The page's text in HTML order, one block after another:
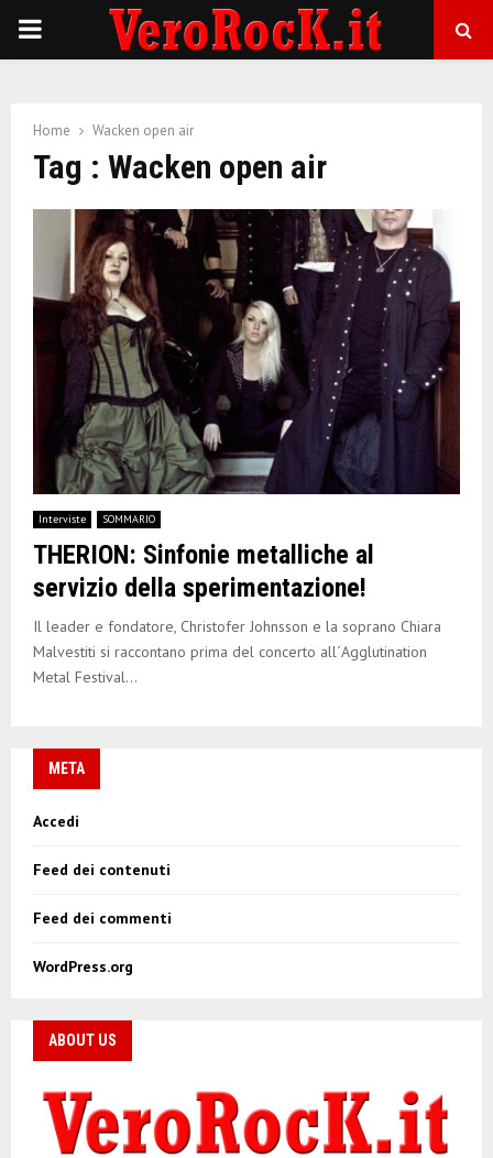
P
M
R
U
Home Wacken open air
Tag : Wacken open air
Interviste SOMMARIO
THERION: Sinfonie metalliche al
servizio della sperimentazione!
Il leader e fondatore, Christofer Johnsson e la soprano Chiara
Malvestiti si raccontano prima del concerto all´Agglutination
Metal Festival...
META
Accedi
Feed dei contenuti
Feed dei commenti
WordPress.org
ABOUT US